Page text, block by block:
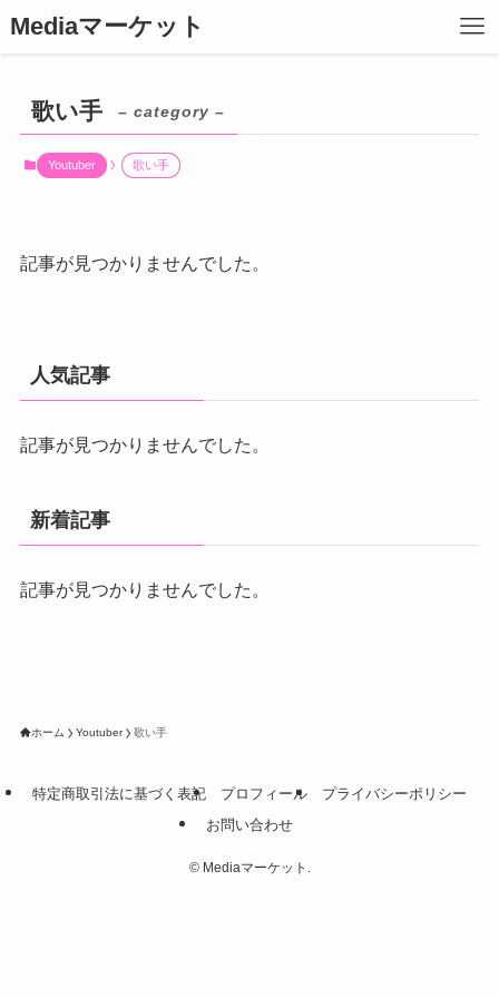
Mediaマーケット
歌い手 – category –
Youtuber 歌い手
記事が見つかりませんでした。
人気記事
記事が見つかりませんでした。
新着記事
記事が見つかりませんでした。
ホーム Youtuber 歌い手
特定商取引法に基づく表記 プロフィール
プライバシーポリシー
お問い合わせ
©Mediaマーケット.